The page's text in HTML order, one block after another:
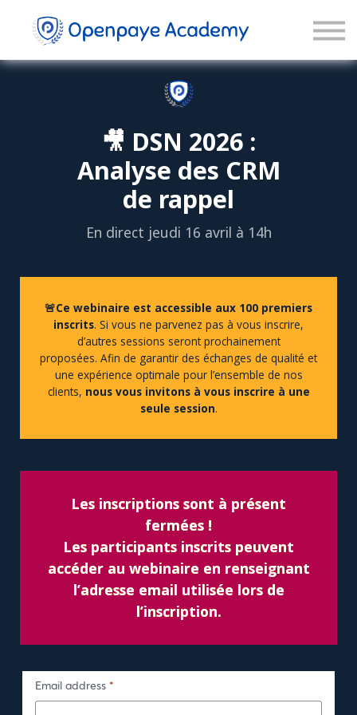
Blog
Connexion
Inscription
🎥 DSN 2026 :
Analyse des CRM
de rappel
En direct jeudi 16 avril à 14h
🚨Ce webinaire est accessible aux 100 premiers
inscrits. Si vous ne parvenez pas à vous inscrire,
d’autres sessions seront prochainement
proposées. Afin de garantir des échanges de qualité et
une expérience optimale pour l’ensemble de nos
clients, nous vous invitons à vous inscrire à une
seule session.
Les inscriptions sont à présent
fermées !
Les participants inscrits peuvent
accéder au webinaire en renseignant
l’adresse email utilisée lors de
l’inscription.